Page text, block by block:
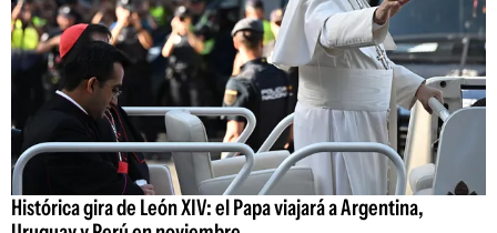
Histórica gira de León XIV: el Papa viajará a Argentina,